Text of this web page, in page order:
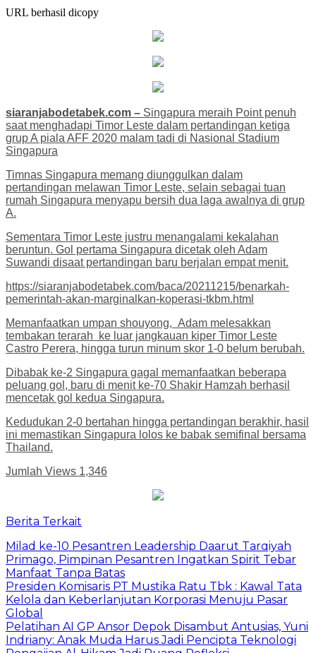
URL berhasil dicopy
siaranjabodetabek.com – Singapura meraih Point penuh
saat menghadapi Timor Leste dalam pertandingan ketiga
grup A piala AFF 2020 malam tadi di Nasional Stadium
Singapura
Timnas Singapura memang diunggulkan dalam
pertandingan melawan Timor Leste, selain sebagai tuan
rumah Singapura menyapu bersih dua laga awalnya di grup
A.
Sementara Timor Leste justru menangalami kekalahan
beruntun. Gol pertama Singapura dicetak oleh Adam
Suwandi disaat pertandingan baru berjalan empat menit.
https://siaranjabodetabek.com/baca/20211215/benarkah-
pemerintah-akan-marginalkan-koperasi-tkbm.html
Memanfaatkan umpan shouyong, Adam melesakkan
tembakan terarah ke luar jangkauan kiper Timor Leste
Castro Perera, hingga turun minum skor 1-0 belum berubah.
Dibabak ke-2 Singapura gagal memanfaatkan beberapa
peluang gol, baru di menit ke-70 Shakir Hamzah berhasil
mencetak gol kedua Singapura.
Kedudukan 2-0 bertahan hingga pertandingan berakhir, hasil
ini memastikan Singapura lolos ke babak semifinal bersama
Thailand.
Jumlah Views 1,346
Berita Terkait
Milad ke-10 Pesantren Leadership Daarut Tarqiyah
Primago, Pimpinan Pesantren Ingatkan Spirit Tebar
Manfaat Tanpa Batas
Presiden Komisaris PT Mustika Ratu Tbk : Kawal Tata
Kelola dan Keberlanjutan Korporasi Menuju Pasar
Global
Pelatihan AI GP Ansor Depok Disambut Antusias, Yuni
Indriany: Anak Muda Harus Jadi Pencipta Teknologi